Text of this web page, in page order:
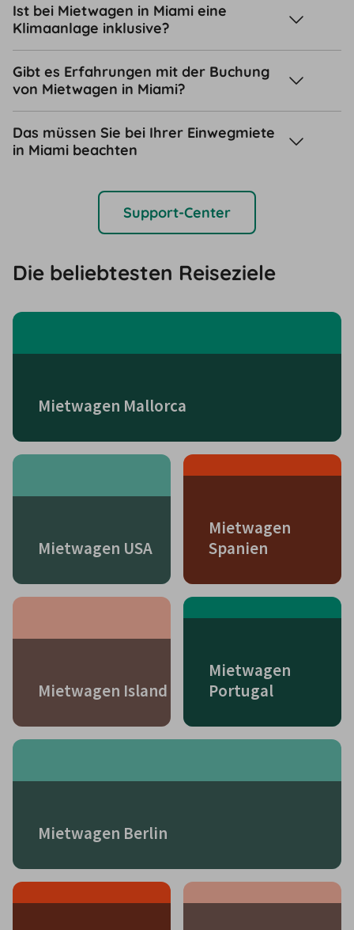
Ist bei Mietwagen in Miami eine
Klimaanlage inklusive?
Gibt es Erfahrungen mit der Buchung
von Mietwagen in Miami?
Das müssen Sie bei Ihrer Einwegmiete
in Miami beachten
Support-Center
Die beliebtesten Reiseziele
Mietwagen Mallorca
Mietwagen USA
Mietwagen
Spanien
Mietwagen Island
Mietwagen
Portugal
Mietwagen Berlin